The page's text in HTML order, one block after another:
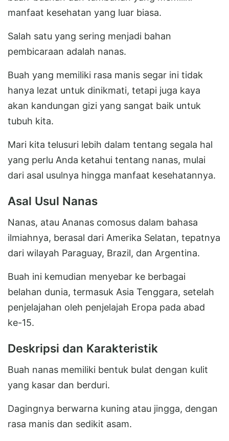
manfaat kesehatan yang luar biasa.
Salah satu yang sering menjadi bahan
pembicaraan adalah nanas.
Buah yang memiliki rasa manis segar ini tidak
hanya lezat untuk dinikmati, tetapi juga kaya
akan kandungan gizi yang sangat baik untuk
tubuh kita.
Mari kita telusuri lebih dalam tentang segala hal
yang perlu Anda ketahui tentang nanas, mulai
dari asal usulnya hingga manfaat kesehatannya.
Asal Usul Nanas
Nanas, atau Ananas comosus dalam bahasa
ilmiahnya, berasal dari Amerika Selatan, tepatnya
dari wilayah Paraguay, Brazil, dan Argentina.
Buah ini kemudian menyebar ke berbagai
belahan dunia, termasuk Asia Tenggara, setelah
penjelajahan oleh penjelajah Eropa pada abad
ke-15.
Deskripsi dan Karakteristik
Buah nanas memiliki bentuk bulat dengan kulit
yang kasar dan berduri.
Dagingnya berwarna kuning atau jingga, dengan
rasa manis dan sedikit asam.